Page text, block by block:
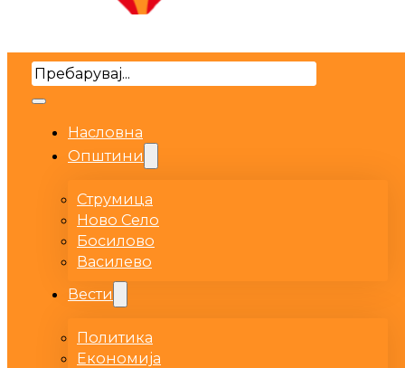
Search
Насловна
Општини
Струмица
Ново Село
Босилово
Василево
Вести
Политика
Економија